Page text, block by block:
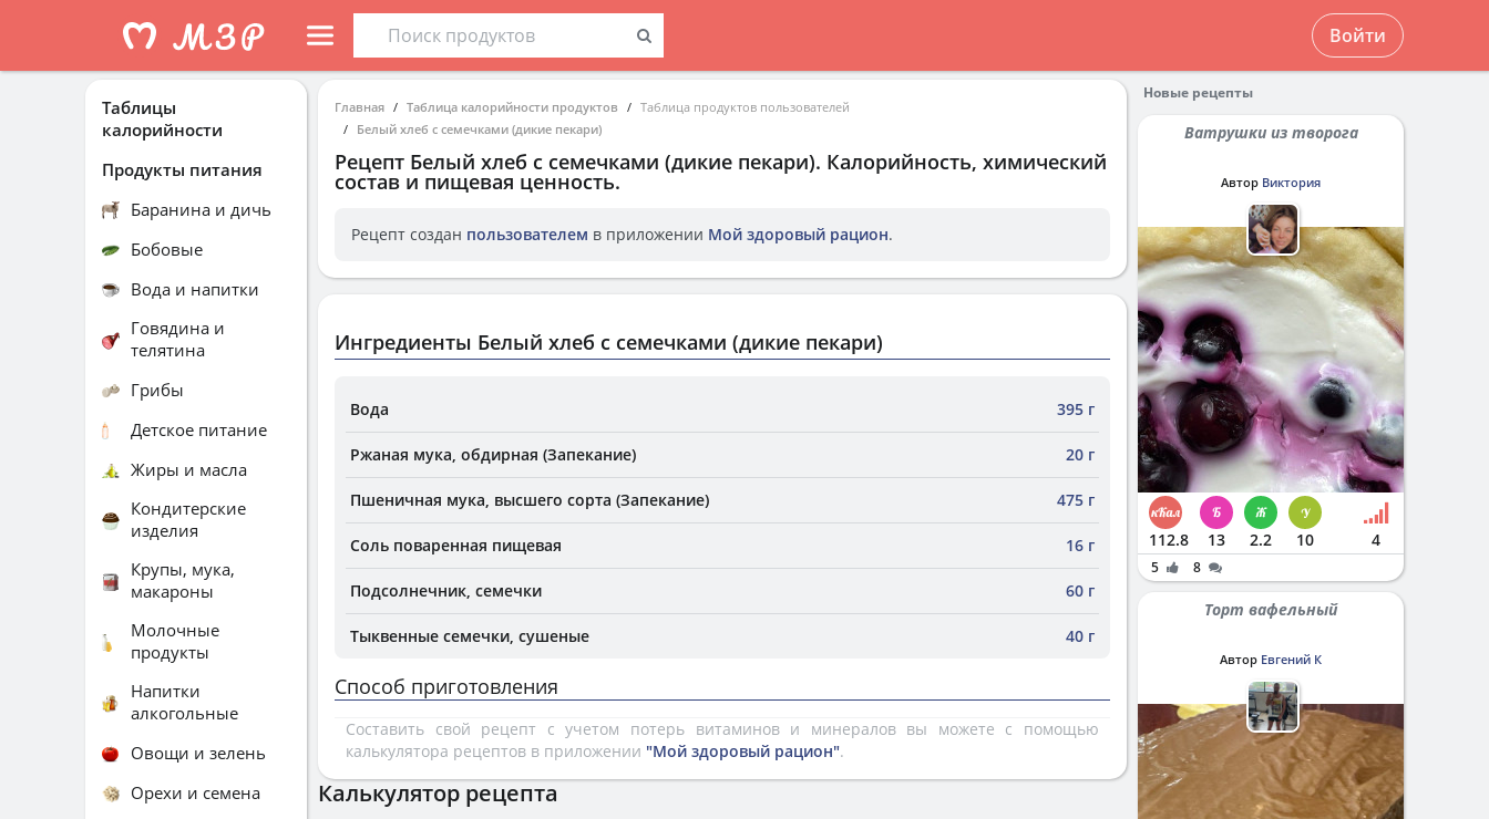
Войти
Главная Таблица калорийности продуктов
Таблица продуктов пользователей
Белый хлеб с семечками (дикие пекари)
Рецепт Белый хлеб с семечками (дикие пекари). Калорийность, химический
состав и пищевая ценность.
Рецепт создан пользователем в приложении Мой здоровый рацион.
Ингредиенты Белый хлеб с семечками (дикие пекари)
Вода 395 г
Ржаная мука, обдирная (Запекание) 20 г
Пшеничная мука, высшего сорта (Запекание) 475 г
Соль поваренная пищевая 16 г
Подсолнечник, семечки 60 г
Тыквенные семечки, сушеные 40 г
Способ приготовления
Составить свой рецепт с учетом потерь витаминов и минералов вы можете с помощью
калькулятора рецептов в приложении "Мой здоровый рацион".
Калькулятор рецепта
Таблицы
калорийности
Продукты питания
Баранина и дичь
Бобовые
Вода и напитки
Говядина и
телятина
Грибы
Детское питание
Жиры и масла
Кондитерские
изделия
Крупы, мука,
макароны
Молочные
продукты
Напитки
алкогольные
Овощи и зелень
Орехи и семена
Новые рецепты
Ватрушки из творога
Автор Виктория
112.8 13 2.2 10 4
5 8
Торт вафельный
Автор Евгений К